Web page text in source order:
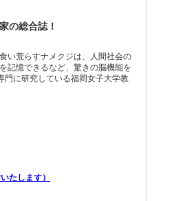
の総合誌！
い荒らすナメクジは、人間社会の
記憶できるなど、驚きの脳機能を
門に研究している福岡女子大学教
たします）